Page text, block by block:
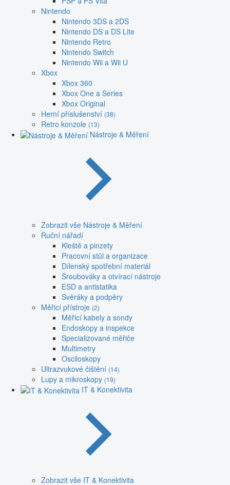
Nintendo
Nintendo 3DS a 2DS
Nintendo DS a DS Lite
Nintendo Retro
Nintendo Switch
Nintendo Wii a Wii U
Xbox
Xbox 360
Xbox One a Series
Xbox Original
Herní příslušenství (38)
Retro konzole (13)
Nástroje & Měření
Zobrazit vše Nástroje & Měření
Ruční nářadí
Kleště a pinzety
Pracovní stůl a organizace
Dílenský spotřební materiál
Šroubováky a otvírací nástroje
ESD a antistatika
Svěráky a podpěry
Měřicí přístroje (2)
Měřicí kabely a sondy
Endoskopy a inspekce
Specializované měřiče
Multimetry
Osciloskopy
Ultrazvukové čištění (14)
Lupy a mikroskopy (19)
IT & Konektivita
Zobrazit vše IT & Konektivita